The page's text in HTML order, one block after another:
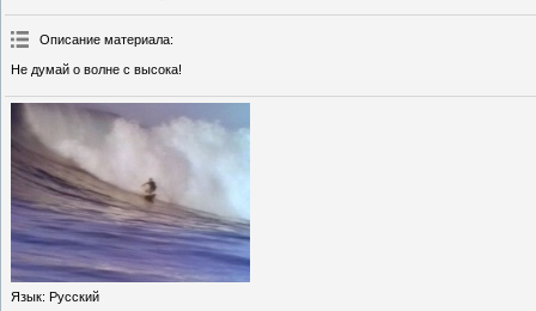
Описание материала:
Не думай о волне с высока!
Язык: Русский